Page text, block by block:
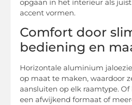
opgaan in het interieur als
accent vormen.
Comfort door
bediening en
Horizontale aluminium
op maat te maken, waardoor
aansluiten op elk raamtype.
een afwijkend formaat of